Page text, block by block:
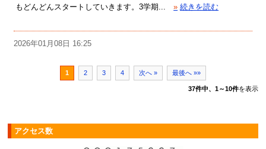
もどんどんスタートしていきます。3学期...
» 続きを読む
2026年01月08日 16:25
1 2 3 4 次へ » 最後へ »»
37件中、1～10件を表示
アクセス数